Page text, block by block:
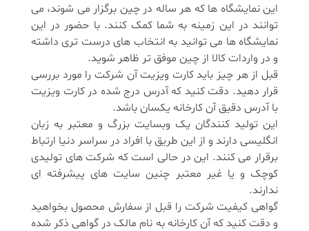
این نمایشگاه ها که هر ساله در چین برگزار می شوند، می
توانند در این زمینه به شما کمک کنند‌. با حضور در این
نمایشگاه ها می توانید به انتخاب های درست تری داشته
و در واردات کالا از چین موفق تر ظاهر شوید.
قبل از هر چیز باید کارت ویزیت آن شرکت را مورد بررسی
قرار دهید. دقت کنید که آدرس درج شده در کارت ویزیت
با آدرس دقیق آن کارخانه یکسان باشد.
این تولید کنندگان یک وبسایت بزرگ و معتبر به زبان
انگلیسی دارند و از این طریق با افراد در سراسر دنیا ارتباط
برقرار می کنند. این در حالی است که شرکت های تولیدی
کوچک و یا غیر معتبر چنین سایت های پیشرفته ای
ندارند.
گواهی کیفیت شرکت را قبل از سفارش محصول بخواهید
و دقت کنید که آن کارخانه به نام مالک در گواهی ذکر شده